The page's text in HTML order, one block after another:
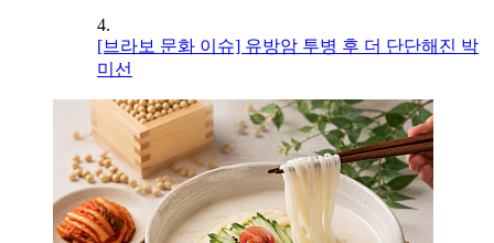
4.
[브라보 문화 이슈] 유방암 투병 후 더 단단해진 박
미선